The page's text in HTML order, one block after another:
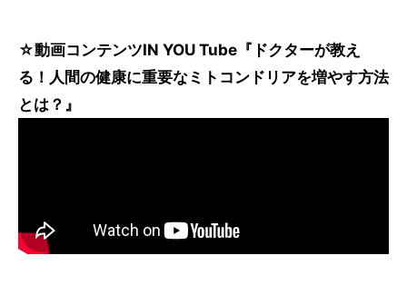
☆動画コンテンツIN YOU Tube『ドクターが教え
る！人間の健康に重要なミトコンドリアを増やす方法
とは？』